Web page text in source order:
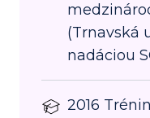
(Trnavská
nadáciou
2016